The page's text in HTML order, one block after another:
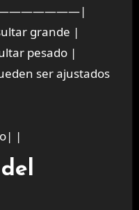
grande |
pesado |
ser ajustados
|